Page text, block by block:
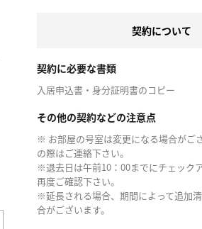
契約について
契約に必要な書類
入居申込書・身分証明書のコピー
その他の契約などの注意点
※ お部屋の号室は変更になる場合がご
の際はご連絡下さい。
※退去日は午前10：00までにチェック
再度ご確認下さい。
※延長される場合、期間によって追加
合がございます。